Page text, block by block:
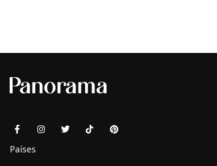
Países